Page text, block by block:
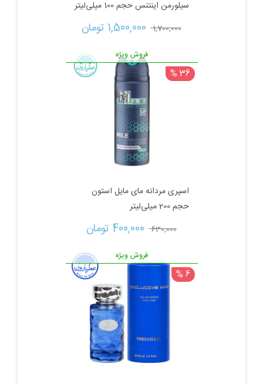
سیلورمن اینتنس حجم 100 میلی‌لیتر
1,700,000 قیمت
اصلی:
1,700,000 تومان
بود.
1,500,000 تومان
فعلی:
1,500,000 تومان.
فروش ویژه
36 %
اسپری مردانه مای مایل استون
حجم 200 میلی‌لیتر
630,000 قیمت
اصلی:
630,000 تومان
400,000 تومان
فعلی:
400,000 تومان.
فروش ویژه
6 %